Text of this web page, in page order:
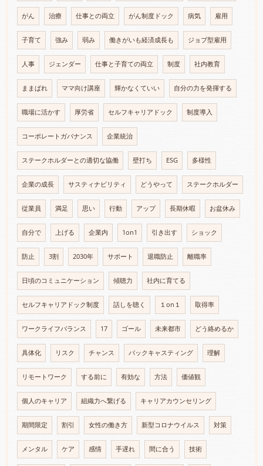
がん 治療 仕事との両立 がん制度ドック 病気 雇用
子育て 強み 弱み 働きがいも経済成長も ジョブ型雇用
人事 ジェンダー 仕事と子育ての両立 制度 社内教育
ままぱれ ママ向け講座 輝かなくていい 自分の力を発揮する
職場に活かす 厚労省 セルフキャリアドック 制度導入
コーポレートガバナンス 企業統治
ステークホルダーとの適切な協働 壁打ち ESG 多様性
企業の成長 サスティナビリティ どうやって ステークホルダー
従業員 満足 思い 行動 アップ 長期休暇 お盆休み
自分で 上げる 企業内 1on1 引き出す ショック
防止 3割 2030年 サポート 退職防止 離職率
日頃のコミュニケーション 傾聴力 社内に育てる
セルフキャリアドック制度 話しを聴く １on１ 取得率
ワークライフバランス 17 ゴール 未来都市 どう絡めるか
具体化 リスク チャンス バックキャスティング 理解
リモートワーク する前に 有効な 方法 価値観
個人のキャリア 組織力へ繋げる キャリアカウンセリング
期間限定 割引 女性の働き方 新型コロナウイルス 対策
メンタル ケア 感情 手遅れ 間に合う 技術